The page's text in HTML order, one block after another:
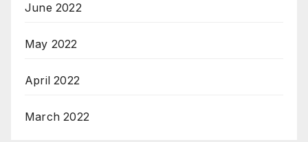
June 2022
May 2022
April 2022
March 2022